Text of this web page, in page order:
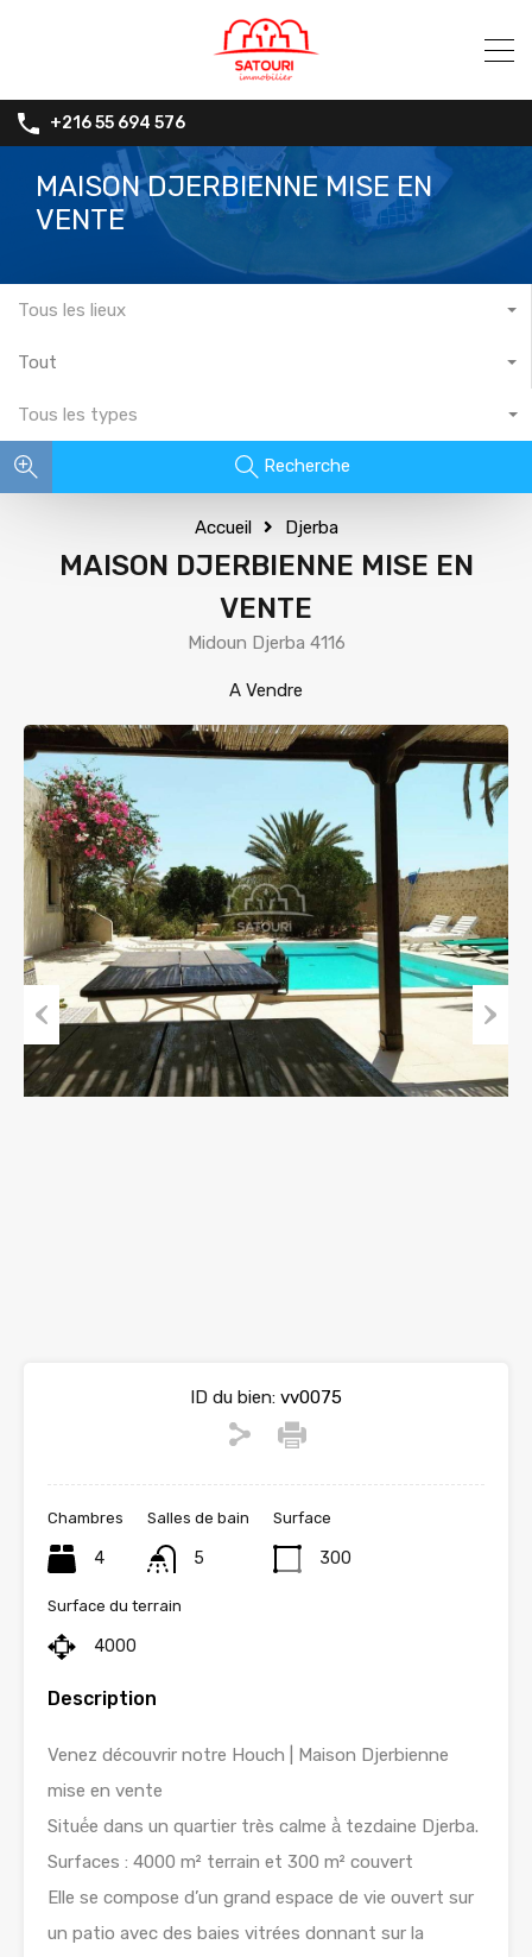
+216 55 694 576
MAISON DJERBIENNE MISE EN
VENTE
Tous les lieux
Tout
Tous les types
Recherche
Accueil Djerba
MAISON DJERBIENNE MISE EN
VENTE
Midoun Djerba 4116
A Vendre
Previous
ID du bien: vv0075
Chambres
4
Salles de bain
5
Surface
300
Surface du terrain
4000
Description
Venez découvrir notre Houch | Maison Djerbienne
mise en vente
Situé́e dans un quartier très calme à̀ tezdaine Djerba.
Surfaces : 4000 m² terrain et 300 m² couvert
Elle se compose d’un grand espace de vie ouvert sur
un patio avec des baies vitrées donnant sur la